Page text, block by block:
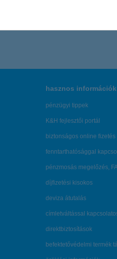
hasznos információk
pénzügyi tippek
K&H fejlesztői portál
biztonságos online fizetés
fenntarthatósággal
pénzmosás megelőzés,
díjfizetési kisokos
deviza átutalás
címletváltással
direktbiztosítások
befektetővédelmi termék